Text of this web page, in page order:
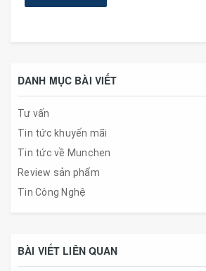
DANH MỤC BÀI VIẾT
Tư vấn
Tin tức khuyến mãi
Tin tức về Munchen
Review sản phẩm
Tin Công Nghệ
BÀI VIẾT LIÊN QUAN